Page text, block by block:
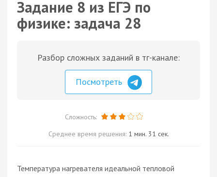
Задание 8 из ЕГЭ по
физике: задача 28
Разбор сложных заданий в тг-канале:
Посмотреть
Сложность:
Среднее время решения: 1 мин. 31 сек.
Температура нагревателя идеальной тепловой